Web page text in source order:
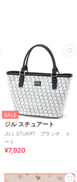
SALE
ジル スチュアート
JILL STUART ブランチ ト
ート
¥7,920